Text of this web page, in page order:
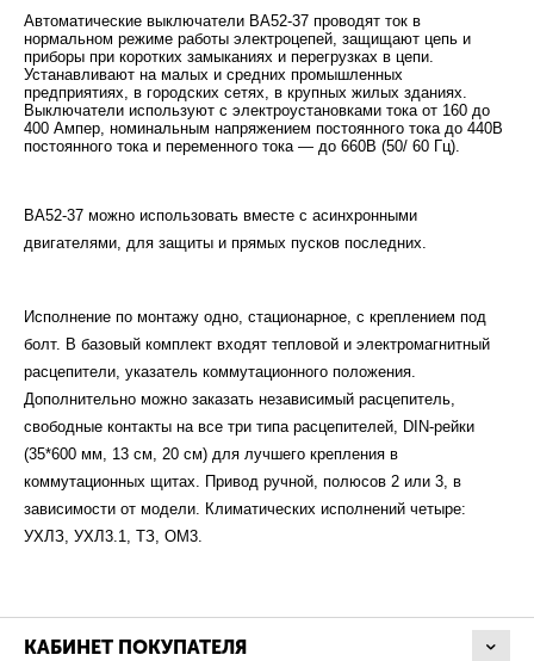
Автоматические выключатели ВА52-37 проводят ток в
нормальном режиме работы электроцепей, защищают цепь и
приборы при коротких замыканиях и перегрузках в цепи.
Устанавливают на малых и средних промышленных
предприятиях, в городских сетях, в крупных жилых зданиях.
Выключатели используют с электроустановками тока от 160 до
400 Ампер, номинальным напряжением постоянного тока до 440В
постоянного тока и переменного тока — до 660В (50/ 60 Гц).
ВА52-37 можно использовать вместе с асинхронными
двигателями, для защиты и прямых пусков последних.
Исполнение по монтажу одно, стационарное, с креплением под
болт. В базовый комплект входят тепловой и электромагнитный
расцепители, указатель коммутационного положения.
Дополнительно можно заказать независимый расцепитель,
свободные контакты на все три типа расцепителей, DIN-рейки
(35*600 мм, 13 см, 20 см) для лучшего крепления в
коммутационных щитах. Привод ручной, полюсов 2 или 3, в
зависимости от модели. Климатических исполнений четыре:
УХЛЗ, УХЛ3.1, ТЗ, ОМ3.
КАБИНЕТ ПОКУПАТЕЛЯ